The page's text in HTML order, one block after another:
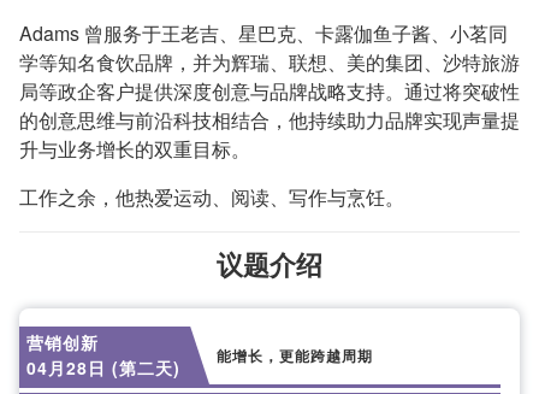
Adams 曾服务于王老吉、星巴克、卡露伽鱼子酱、小茗同
学等知名食饮品牌，并为辉瑞、联想、美的集团、沙特旅游
局等政企客户提供深度创意与品牌战略支持。通过将突破性
的创意思维与前沿科技相结合，他持续助力品牌实现声量提
升与业务增长的双重目标。
工作之余，他热爱运动、阅读、写作与烹饪。
议题介绍
营销创新
04月28日 (第二天)
能增长，更能跨越周期